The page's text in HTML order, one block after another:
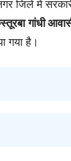
जिले में
गांधी
गया है।